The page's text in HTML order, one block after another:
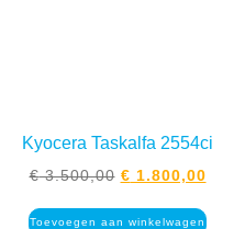
Kyocera Taskalfa 2554ci
€3.500,00 € 1.800,00
Toevoegen aan winkelwagen